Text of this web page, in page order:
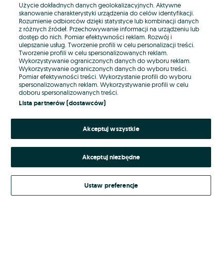
E-mail
Hasło
Nie pamiętasz hasła?
Zaloguj się
Kontynuując za pośrednictwem jednego z dostawców wskazanych powyżej,
Regulamin serwisuOLX.pl w jego aktualnym brzmieniu.
Użycie dokładnych danych geolokalizacyjnych. Aktywne
skanowanie charakterystyki urządzenia do celów identyfikacji.
Rozumienie odbiorców dzięki statystyce lub kombinacji danych
z różnych źródeł. Przechowywanie informacji na urządzeniu lub
dostęp do nich. Pomiar efektywności reklam. Rozwój i
ulepszanie usług. Tworzenie profili w celu personalizacji treści.
Tworzenie profili w celu spersonalizowanych reklam.
Wykorzystywanie ograniczonych danych do wyboru reklam.
Wykorzystywanie ograniczonych danych do wyboru treści.
Pomiar efektywności treści. Wykorzystanie profili do wyboru
spersonalizowanych reklam. Wykorzystywanie profili w celu
doboru spersonalizowanych treści.
Lista partnerów (dostawców)
Akceptuj wszystkie
Akceptuj niezbędne
Ustaw preferencje